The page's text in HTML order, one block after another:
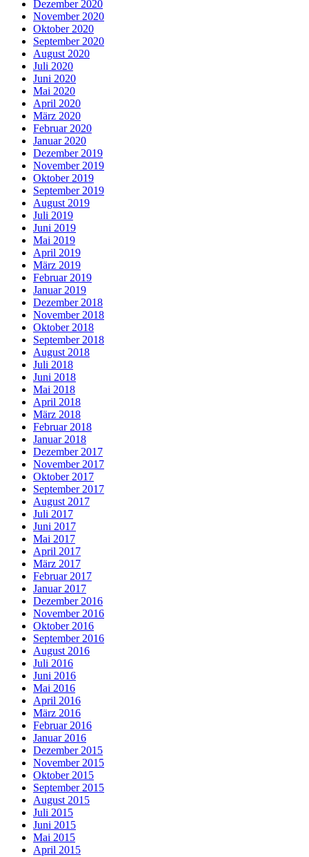
Dezember 2020
November 2020
Oktober 2020
September 2020
August 2020
Juli 2020
Juni 2020
Mai 2020
April 2020
März 2020
Februar 2020
Januar 2020
Dezember 2019
November 2019
Oktober 2019
September 2019
August 2019
Juli 2019
Juni 2019
Mai 2019
April 2019
März 2019
Februar 2019
Januar 2019
Dezember 2018
November 2018
Oktober 2018
September 2018
August 2018
Juli 2018
Juni 2018
Mai 2018
April 2018
März 2018
Februar 2018
Januar 2018
Dezember 2017
November 2017
Oktober 2017
September 2017
August 2017
Juli 2017
Juni 2017
Mai 2017
April 2017
März 2017
Februar 2017
Januar 2017
Dezember 2016
November 2016
Oktober 2016
September 2016
August 2016
Juli 2016
Juni 2016
Mai 2016
April 2016
März 2016
Februar 2016
Januar 2016
Dezember 2015
November 2015
Oktober 2015
September 2015
August 2015
Juli 2015
Juni 2015
Mai 2015
April 2015